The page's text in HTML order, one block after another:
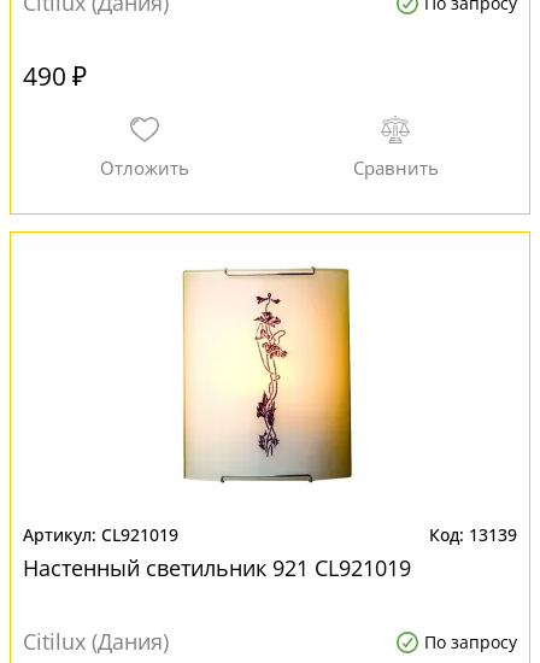
490 ₽
CL921019 13139
Настенный светильник 921 CL921019
Citilux (Дания) По запросу